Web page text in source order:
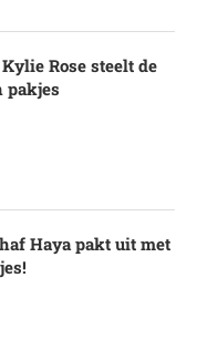
Rose steelt de
pakjes
Haya pakt uit met